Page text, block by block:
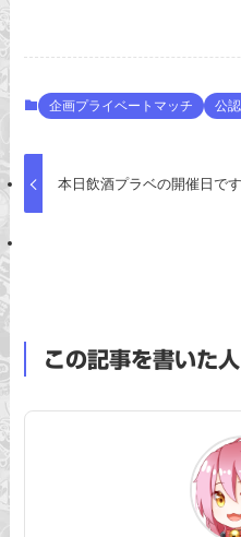
企画プライベートマッチ 公
本日飲酒プラベの開催日です
この記事を書いた人